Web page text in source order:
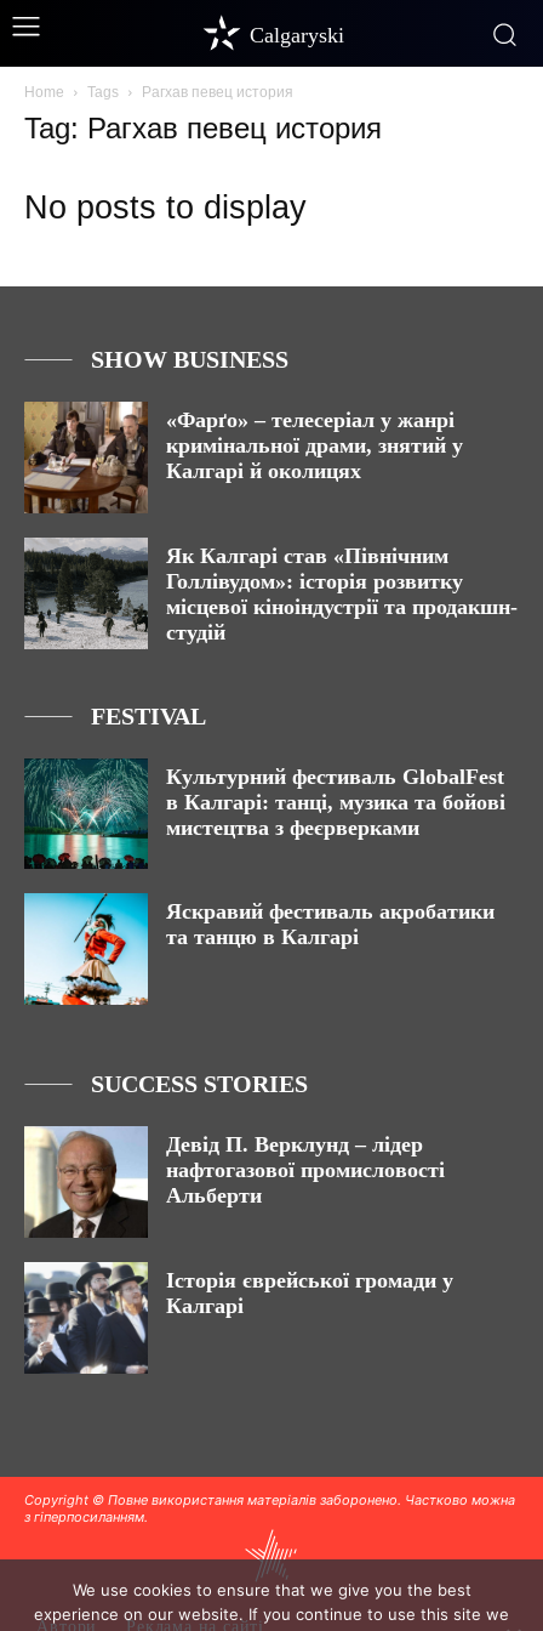
Calgaryski
Home Tags Рагхав певец история
Tag: Рагхав певец история
No posts to display
SHOW BUSINESS
«Фарґо» – телесеріал у жанрі
кримінальної драми, знятий у
Калгарі й околицях
Як Калгарі став «Північним
Голлівудом»: історія розвитку
місцевої кіноіндустрії та продакшн-
студій
FESTIVAL
Культурний фестиваль GlobalFest
в Калгарі: танці, музика та бойові
мистецтва з феєрверками
Яскравий фестиваль акробатики
та танцю в Калгарі
SUCCESS STORIES
Девід П. Верклунд – лідер
нафтогазової промисловості
Альберти
Історія єврейської громади у
Калгарі
Copyright © Повне використання матеріалів заборонено. Частково можна
з гіперпосиланням.
Автори Реклама на сайті
We use cookies to ensure that we give you the best
experience on our website. If you continue to use this site we